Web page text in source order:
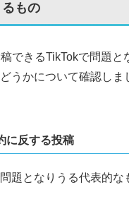
もの
できるTikTokで問題
うかについて確認しま
に反する投稿
題となりうる代表的